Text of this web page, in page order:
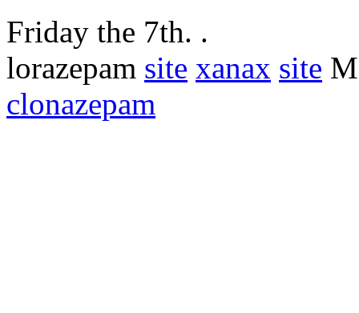
Friday the 7th. .
lorazepam site xanax site
clonazepam